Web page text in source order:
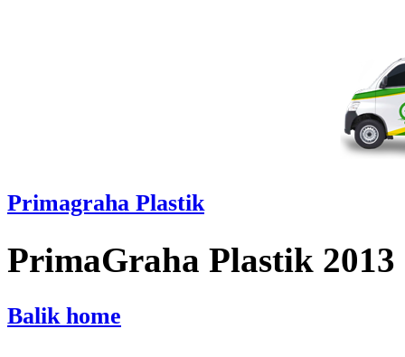
Primagraha Plastik
PrimaGraha Plastik 2013
Balik home